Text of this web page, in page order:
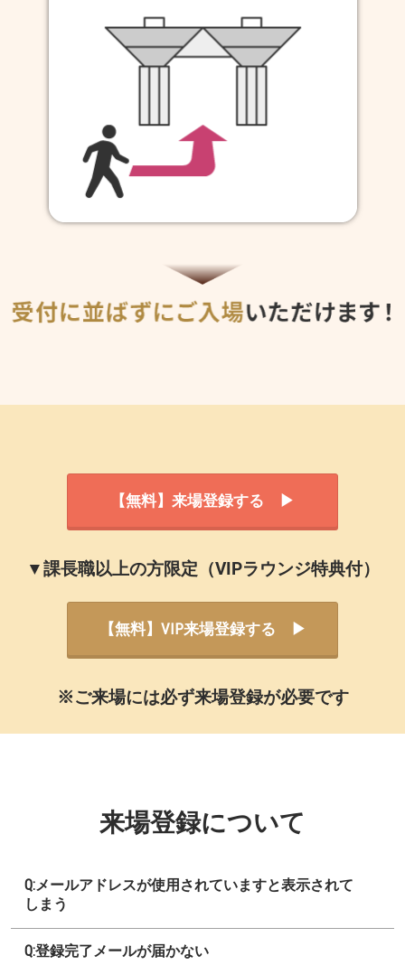
【無料】来場登録する ▶
▼課長職以上の方限定（VIPラウンジ特典付）
【無料】VIP来場登録する ▶
※ご来場には必ず来場登録が必要です
来場登録について
Q:メールアドレスが使用されていますと表示されて
しまう
Q:登録完了メールが届かない